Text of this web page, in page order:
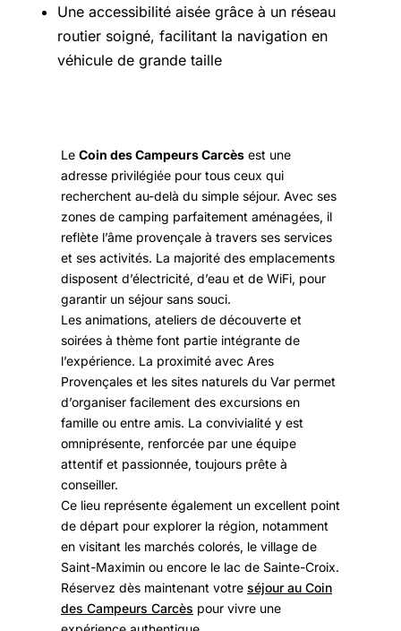
Une accessibilité aisée grâce à un réseau
routier soigné, facilitant la navigation en
véhicule de grande taille
Le Coin des Campeurs Carcès est une
adresse privilégiée pour tous ceux qui
recherchent au-delà du simple séjour. Avec ses
zones de camping parfaitement aménagées, il
reflète l’âme provençale à travers ses services
et ses activités. La majorité des emplacements
disposent d’électricité, d’eau et de WiFi, pour
garantir un séjour sans souci.
Les animations, ateliers de découverte et
soirées à thème font partie intégrante de
l’expérience. La proximité avec Ares
Provençales et les sites naturels du Var permet
d’organiser facilement des excursions en
famille ou entre amis. La convivialité y est
omniprésente, renforcée par une équipe
attentif et passionnée, toujours prête à
conseiller.
Ce lieu représente également un excellent point
de départ pour explorer la région, notamment
en visitant les marchés colorés, le village de
Saint-Maximin ou encore le lac de Sainte-Croix.
Réservez dès maintenant votre séjour au Coin
des Campeurs Carcès pour vivre une